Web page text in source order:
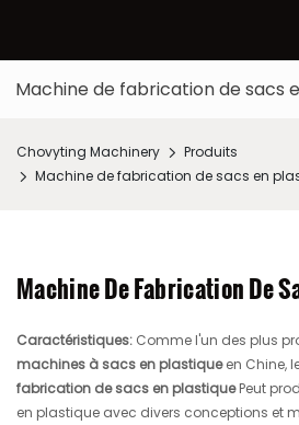
Machine de fabrication de sacs
Chovyting Machinery
Produits
Machine de fabrication de sacs en
Machine De Fabrication De
Caractéristiques: Comme l'un des plus
machines à sacs en plastiqueen Chine,
fabrication de sacs en plastiquePeut
en plastique avec divers conceptions et